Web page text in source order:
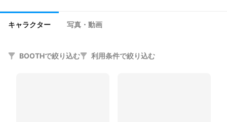
キャラクター 写真・動画
BOOTHで絞り込む 利用条件で絞り込む